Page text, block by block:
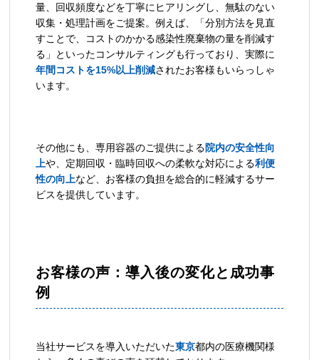
量、回収頻度などを丁寧にヒアリングし、無駄のない
収集・処理計画をご提案。例えば、「分別方法を見直
すことで、コストのかかる感染性廃棄物の量を削減す
る」といったコンサルティングも行っており、実際に
年間コストを15%以上削減されたお客様もいらっしゃ
います。
その他にも、専用容器のご提供による院内の安全性向
上や、定期回収・臨時回収への柔軟な対応による利便
性の向上など、お客様の負担を総合的に軽減するサー
ビスを提供しています。
お客様の声：導入後の変化と成功事
例
当社サービスを導入いただいた東京都内の医療機関様